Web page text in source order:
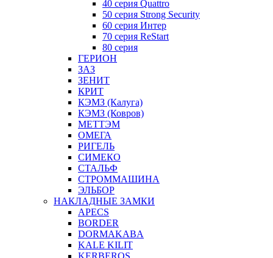
40 серия Quattro
50 серия Strong Security
60 серия Интер
70 серия ReStart
80 серия
ГЕРИОН
ЗАЗ
ЗЕНИТ
КРИТ
КЭМЗ (Калуга)
КЭМЗ (Ковров)
МЕТТЭМ
ОМЕГА
РИГЕЛЬ
СИМЕКО
СТАЛЬФ
СТРОММАШИНА
ЭЛЬБОР
НАКЛАДНЫЕ ЗАМКИ
APECS
BORDER
DORMAKABA
KALE KILIT
KERBEROS